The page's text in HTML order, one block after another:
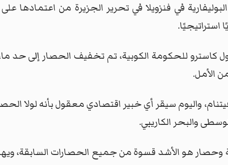
في فنزويلا في تحرير الجزيرة من اعتمادها على
راؤول كاسترو للحكومة الكوبية، تم تخفيف الحصار إلى
الأمل.
واليوم سيقر أي خبير اقتصادي معقول بأنه لولا
والبحر الكاريبي.
وحصار هو الأشد قسوة من جميع الحصارات السابقة،